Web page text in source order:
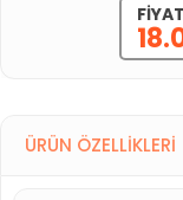
ÜRÜN ÖZELLIKLERI